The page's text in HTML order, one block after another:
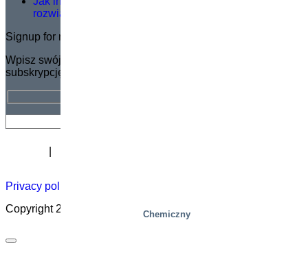
Chemiczny
rozwiązują kluczowe wyzwania intralogistyczne?
Signup for newsletter
Wpisz swój adres e-mail, aby otrzymać BEZPŁATNĄ
subskrypcję biuletynu Marco.
Privacy policy
Copyright 2026 ©
Marco – a SIGI brand